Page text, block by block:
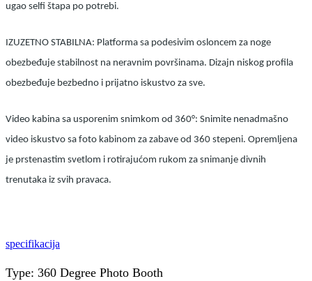
ugao selfi štapa po potrebi.
IZUZETNO STABILNA: Platforma sa podesivim osloncem za noge
obezbeđuje stabilnost na neravnim površinama. Dizajn niskog profila
obezbeđuje bezbedno i prijatno iskustvo za sve.
Video kabina sa usporenim snimkom od 360°: Snimite nenadmašno
video iskustvo sa foto kabinom za zabave od 360 stepeni. Opremljena
je prstenastim svetlom i rotirajućom rukom za snimanje divnih
trenutaka iz svih pravaca.
specifikacija
Type: 360 Degree Photo Booth